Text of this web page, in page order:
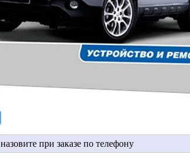
назовите при заказе по телефону